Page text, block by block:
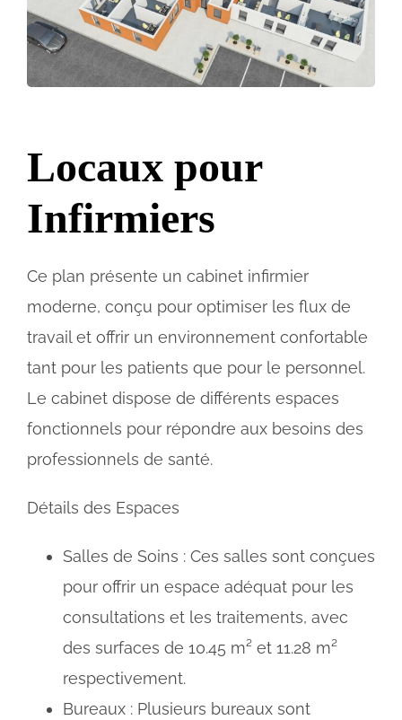
Locaux pour
Infirmiers
Ce plan présente un cabinet infirmier
moderne, conçu pour optimiser les flux de
travail et offrir un environnement confortable
tant pour les patients que pour le personnel.
Le cabinet dispose de différents espaces
fonctionnels pour répondre aux besoins des
professionnels de santé.
Détails des Espaces
Salles de Soins : Ces salles sont conçues
pour offrir un espace adéquat pour les
consultations et les traitements, avec
des surfaces de 10.45 m² et 11.28 m²
respectivement.
Bureaux : Plusieurs bureaux sont